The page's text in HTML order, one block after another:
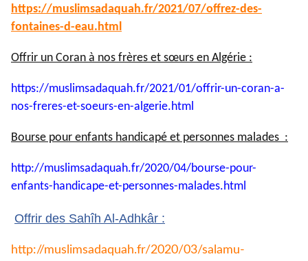
https://muslimsadaquah.fr/2021/07/offrez-des-
fontaines-d-eau.html
Offrir un Coran à nos frères et sœurs en Algérie :
https://muslimsadaquah.fr/2021/01/offrir-un-coran-a-
nos-freres-et-soeurs-en-algerie.html
Bourse pour enfants handicapé et personnes malades :
http://muslimsadaquah.fr/2020/04/bourse-pour-
enfants-handicape-et-personnes-malades.html
Offrir des Sahîh Al-Adhkâr :
http://muslimsadaquah.fr/2020/03/salamu-